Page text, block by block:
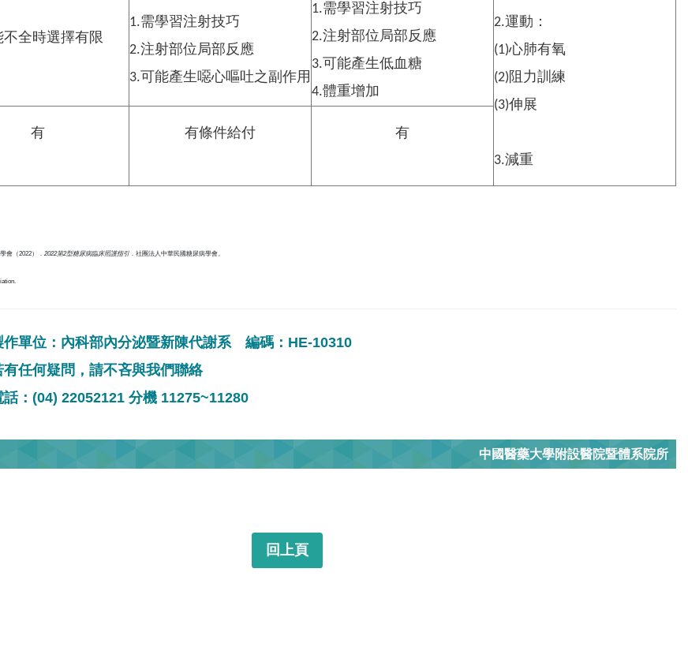
2.運動：
(1)心肺有氧
(2)阻力訓練
(3)伸展
3.減重
不全時選擇有限
1.需學習注射技巧
2.注射部位局部反應
3.可能產生噁心嘔吐之副作用
1.需學習注射技巧
2.注射部位局部反應
3.可能產生低血糖
4.體重增加
有 有條件給付 有
會（2022）． 2022第2型糖尿病臨床照護指引．社團法人中華民國糖尿病學會。
作單位：內科部內分泌暨新陳代謝系 編碼：HE-10310
有任何疑問，請不吝與我們聯絡
話：(04) 22052121 分機 11275~11280
中國醫藥大學附設醫院暨體系院所
回上頁